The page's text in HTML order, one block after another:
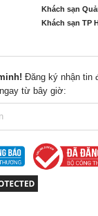
Khách sạn
Khách sạn TP
Đăng ký nhận tin
từ bây giờ: